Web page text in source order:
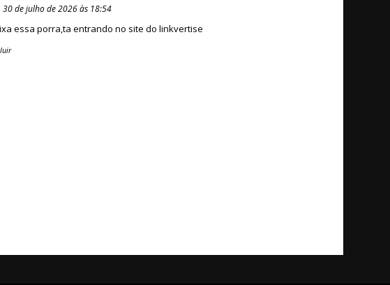
30 de julho de 2026 às 18:54
essa porra,ta entrando no site do linkvertise